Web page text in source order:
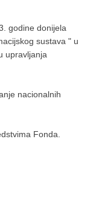
godine donijela
sustava " u
upravljanja
nacionalnih
Fonda.